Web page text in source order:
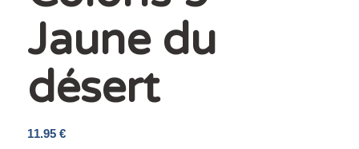
Jaune du
désert
11.95 €